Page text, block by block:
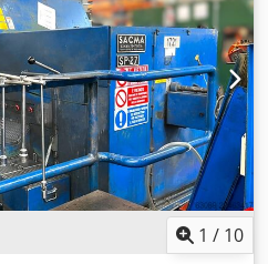
de soldadura: 2400
3000 mm y máx. 6000 mm
Número de cables de la
10 mm Diámetro de los
Diámetro de los alambres
entre cables de línea:
entre cables cruzados:
forma continua Longitud
(ancho de malla): 2500
2400 mm Longitud de la
1 / 10